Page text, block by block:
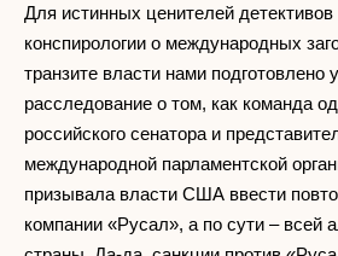
Для истинных ценителей детективов
конспирологии о международных
транзите власти нами подготовлено
расследование о том, как команда
российского сенатора и
международной парламентской
призывала власти США ввести
компании «Русал», а по сути – всей